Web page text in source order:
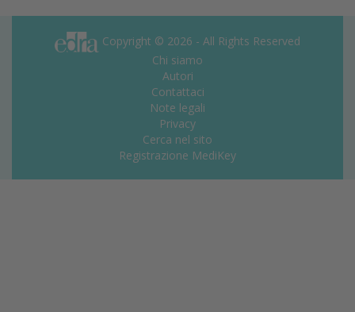
Copyright © 2026 - All Rights Reserved
Chi siamo
Autori
Contattaci
Note legali
Privacy
Cerca nel sito
Registrazione MediKey